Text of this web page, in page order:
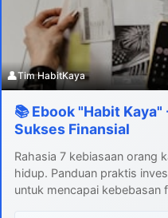
👤Tim HabitKaya
📚 Ebook "Habit
Sukses Finansial
Rahasia 7 kebiasaan orang
hidup. Panduan praktis
untuk mencapai kebebasan